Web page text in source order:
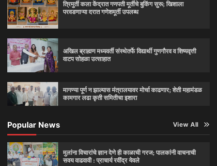
त्रिमुर्ती कला केंद्रात गणपती मूर्तींचे बुकिंग सुरू; खिशाला
परवडणाऱ्या दरात गणेशमूर्ती उपलब्ध
अखिल ब्राह्मण मध्यवर्ती संस्थेतर्फे विद्यार्थी गुणगौरव व शिष्यवृत्ती
वाटप सोहळा उत्साहात
मागण्या पूर्ण न झाल्यास मंत्रालयावर मोर्चा काढणार; शेती महामंडळ
कामगार लढा कृती समितीचा इशारा
Popular News View All
मुलांना विचारांचे ज्ञान देणे ही काळाची गरज; पालकांनी वाचनाची
सवय वाढवावी : प्राचार्य रवींद्र येवले